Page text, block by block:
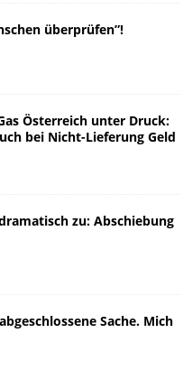
überprüfen”!
Österreich unter Druck:
bei Nicht-Lieferung Geld
zu: Abschiebung
Sache. Mich